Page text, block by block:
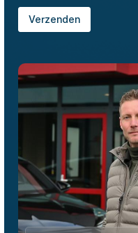
Verzenden